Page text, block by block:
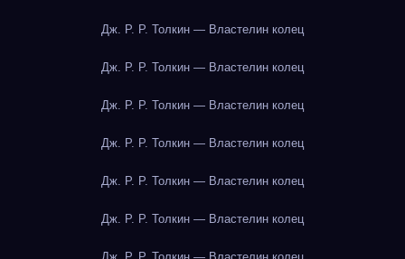
Дж. Р. Р. Толкин — Властелин колец
Дж. Р. Р. Толкин — Властелин колец
Дж. Р. Р. Толкин — Властелин колец
Дж. Р. Р. Толкин — Властелин колец
Дж. Р. Р. Толкин — Властелин колец
Дж. Р. Р. Толкин — Властелин колец